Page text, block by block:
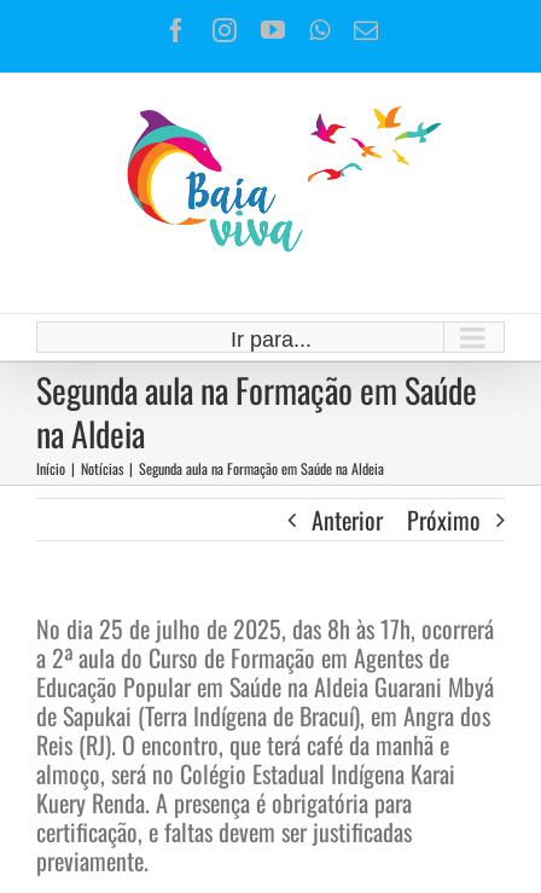
o
Facebook
Instagram
YouTubeWhatsApp
E-
Ir para...
Segunda aula na Formação em Saúde
na Aldeia
Início | Notícias | Segunda aula na Formação em Saúde na Aldeia
Anterior Próximo
No dia 25 de julho de 2025, das 8h às 17h, ocorrerá
a 2ª aula do Curso de Formação em Agentes de
Educação Popular em Saúde na Aldeia Guarani Mbyá
de Sapukai (Terra Indígena de Bracuí), em Angra dos
Reis (RJ). O encontro, que terá café da manhã e
almoço, será no Colégio Estadual Indígena Karai
Kuery Renda. A presença é obrigatória para
certificação, e faltas devem ser justificadas
previamente.